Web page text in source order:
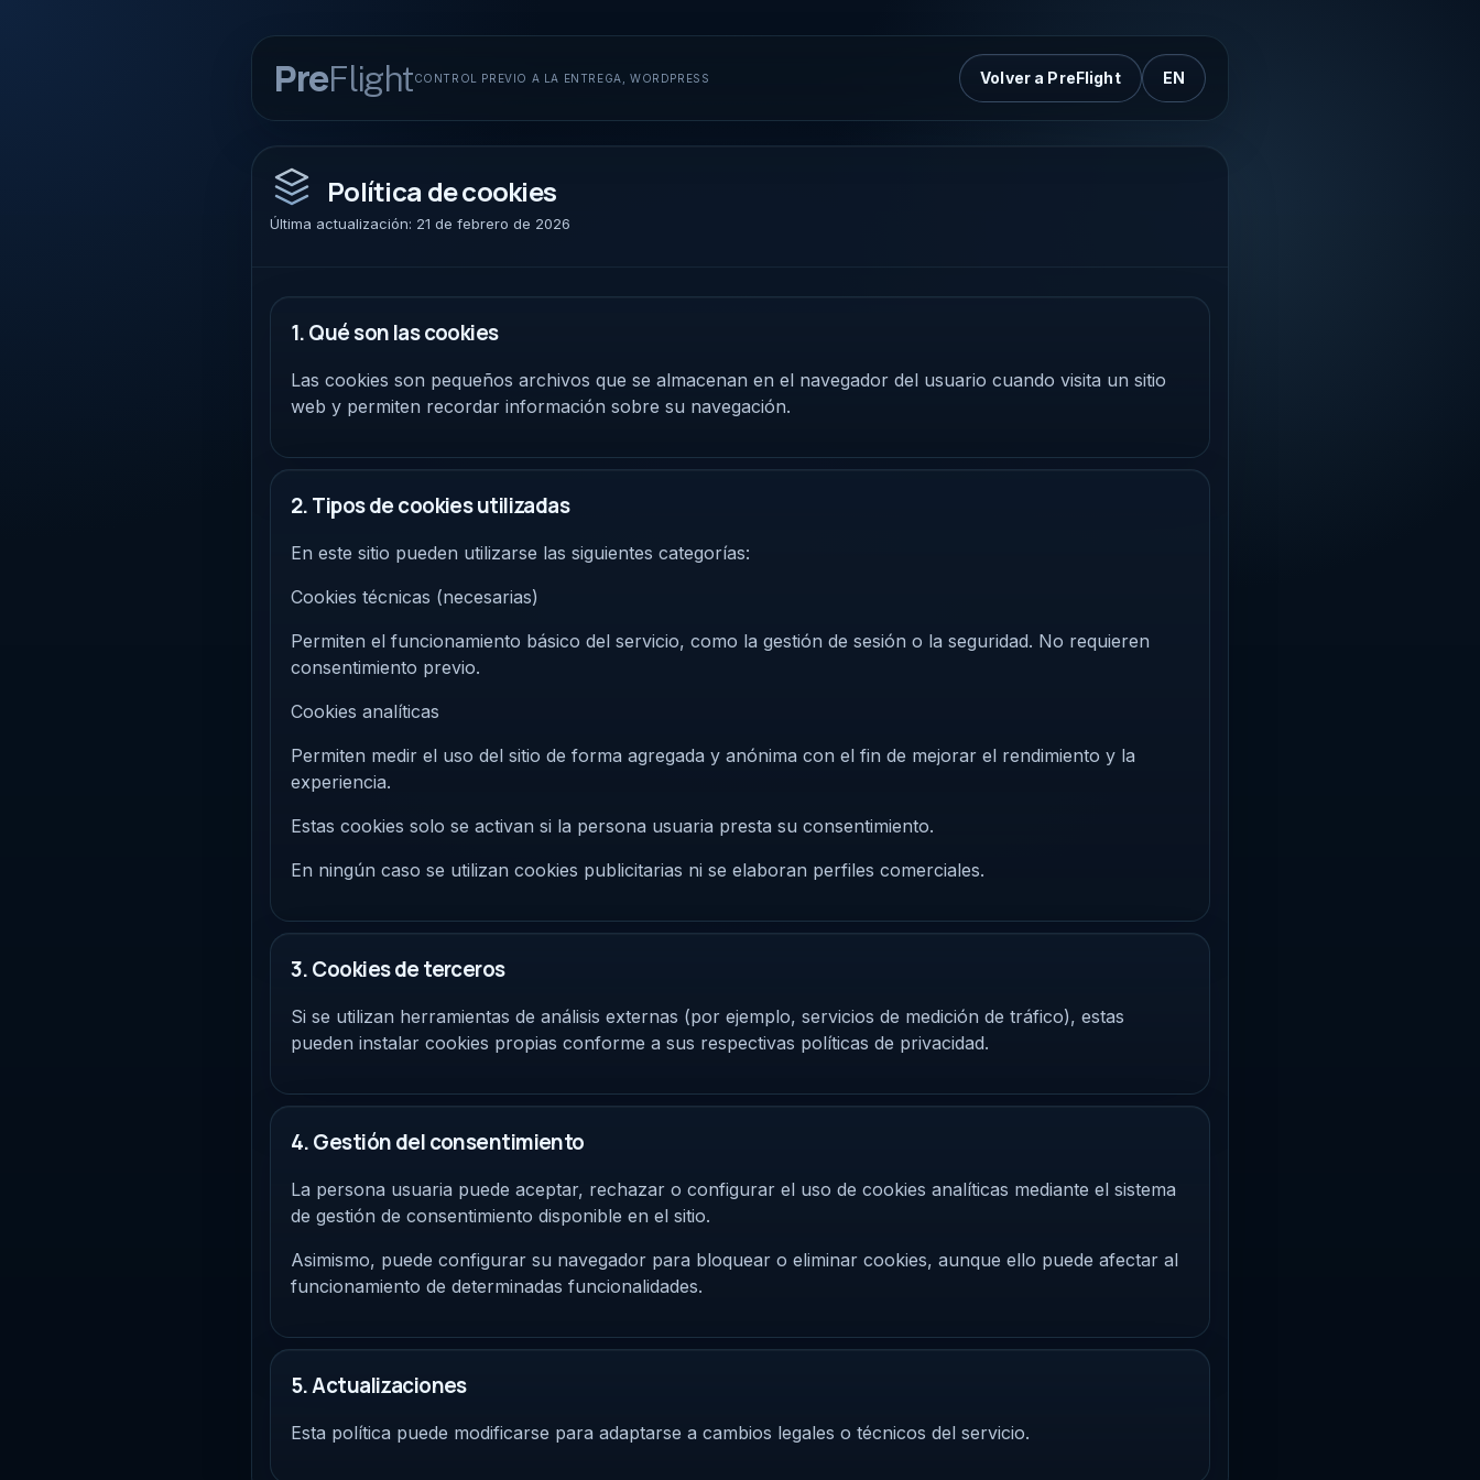
PreFlightCONTROL PREVIO A LA ENTREGA, WORDPRESS Volver a PreFlight EN
Política de cookies
Última actualización: 21 de febrero de 2026
1. Qué son las cookies
Las cookies son pequeños archivos que se almacenan en el navegador del usuario cuando visita un sitio
web y permiten recordar información sobre su navegación.
2. Tipos de cookies utilizadas
En este sitio pueden utilizarse las siguientes categorías:
Cookies técnicas (necesarias)
Permiten el funcionamiento básico del servicio, como la gestión de sesión o la seguridad. No requieren
consentimiento previo.
Cookies analíticas
Permiten medir el uso del sitio de forma agregada y anónima con el fin de mejorar el rendimiento y la
experiencia.
Estas cookies solo se activan si la persona usuaria presta su consentimiento.
En ningún caso se utilizan cookies publicitarias ni se elaboran perfiles comerciales.
3. Cookies de terceros
Si se utilizan herramientas de análisis externas (por ejemplo, servicios de medición de tráfico), estas
pueden instalar cookies propias conforme a sus respectivas políticas de privacidad.
4. Gestión del consentimiento
La persona usuaria puede aceptar, rechazar o configurar el uso de cookies analíticas mediante el sistema
de gestión de consentimiento disponible en el sitio.
Asimismo, puede configurar su navegador para bloquear o eliminar cookies, aunque ello puede afectar al
funcionamiento de determinadas funcionalidades.
5. Actualizaciones
Esta política puede modificarse para adaptarse a cambios legales o técnicos del servicio.